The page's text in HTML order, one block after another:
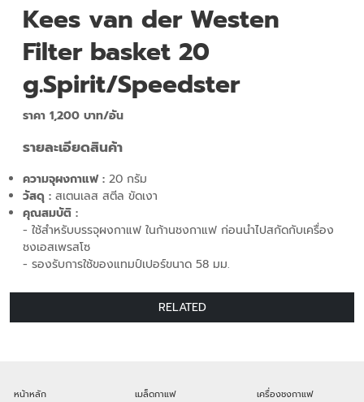
Kees van der Westen
Filter basket 20
g.Spirit/Speedster
ราคา 1,200 บาท/อัน
รายละเอียดสินค้า
ความจุผงกาแฟ : 20 กรัม
วัสดุ : สเตนเลส สตีล ขัดเงา
คุณสมบัติ :
- ใช้สำหรับบรรจุผงกาแฟ ในก้านชงกาแฟ ก่อนนำไปสกัดกับเครื่อง
ชงเอสเพรสโซ
- รองรับการใช้ของแทมป์เปอร์ขนาด 58 มม.
RELATED
หน้าหลัก
เมล็ดกาแฟ
เครื่องชงกาแฟ